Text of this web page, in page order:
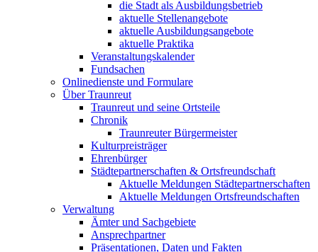
die Stadt als Ausbildungsbetrieb
aktuelle Stellenangebote
aktuelle Ausbildungsangebote
aktuelle Praktika
Veranstaltungskalender
Fundsachen
Onlinedienste und Formulare
Über Traunreut
Traunreut und seine Ortsteile
Chronik
Traunreuter Bürgermeister
Kulturpreisträger
Ehrenbürger
Städtepartnerschaften & Ortsfreundschaft
Aktuelle Meldungen Städtepartnerschaften
Aktuelle Meldungen Ortsfreundschaften
Verwaltung
Ämter und Sachgebiete
Ansprechpartner
Präsentationen, Daten und Fakten